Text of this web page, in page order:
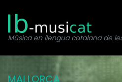
Música en llengua catalana de
MALLORCA